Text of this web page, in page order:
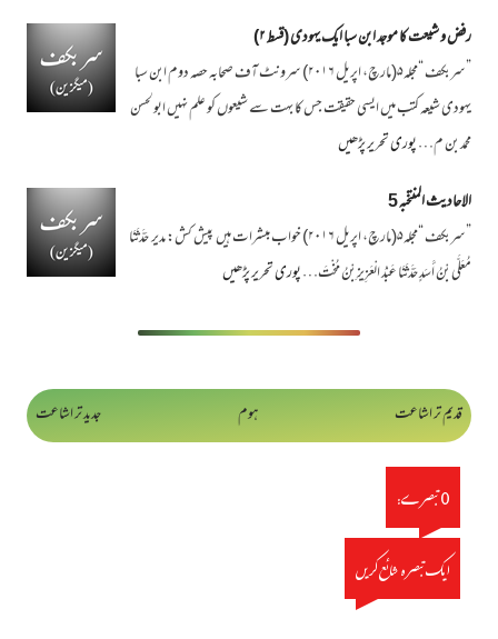
رفض و شیعت کا موجد ابن سبا ایک یہودی (قسط ۲)
”سربکف “مجلہ۵(مارچ، اپریل ۲۰۱۶) سرونٹ آف صحابہ حصہ دوم ابن سبا
یہودی شیعہ کتب میں ایسی حقیقت جس کا بہت سے شیعوں کو علم نہیں ابولحسن
محمد بن م…پوری تحریر پڑھیں
الاحادیث المنتخبہ 5
”سربکف “مجلہ۵(مارچ، اپریل ۲۰۱۶) خواب مبشرات ہیں پیش کش: مدیر حَدَّثَنَا
مُعَلَّی بْنُ أَسَدٍ حَدَّثَنَا عَبْدُ الْعَزِيزِ بْنُ مُخْتَ…پوری تحریر پڑھیں
جدید تر اشاعت قدیم تر اشاعت ہوم
0 تبصرے:
ایک تبصرہ شائع کریں